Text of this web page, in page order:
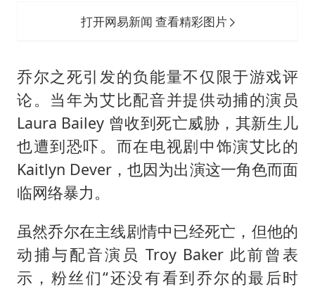
打开网易新闻 查看精彩图片
乔尔之死引发的负能量不仅限于游戏评
论。当年为艾比配音并提供动捕的演员
Laura Bailey 曾收到死亡威胁，其新生儿
也遭到恐吓。而在电视剧中饰演艾比的
Kaitlyn Dever，也因为出演这一角色而面
临网络暴力。
虽然乔尔在主线剧情中已经死亡，但他的
动捕与配音演员 Troy Baker 此前曾表
示，粉丝们“还没有看到乔尔的最后时